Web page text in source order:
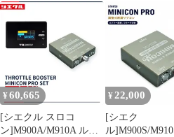
M909HDL MDV-
M908HDL MDV-
M907HDL カーナビ 保
護フィルム OverLay
Eye Protector 9H 高硬度
ブルーライトカット
ツートンブラッ
iPhone スマホケ
iPhone17
iPhone17Pro
¥ 60,665
[シエクル スロコ
ン]M900A/M910A ルー
¥ 22,000
[シエク
ル]M900S/